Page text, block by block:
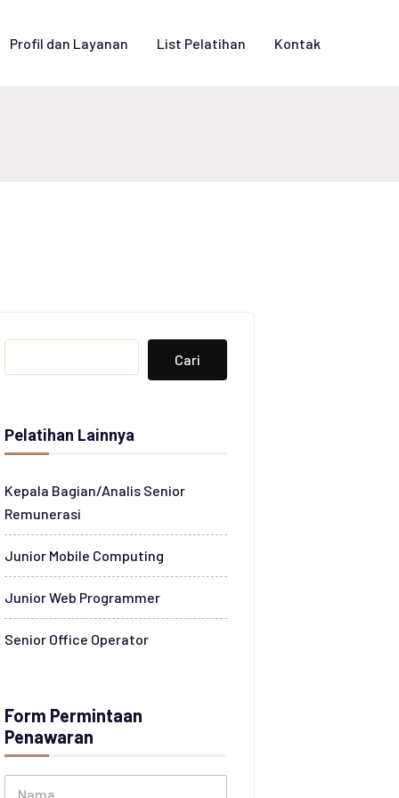
Profil dan Layanan List Pelatihan Kontak
Search
Cari
Pelatihan Lainnya
Kepala Bagian/Analis Senior
Remunerasi
Junior Mobile Computing
Junior Web Programmer
Senior Office Operator
Form Permintaan
Penawaran
N